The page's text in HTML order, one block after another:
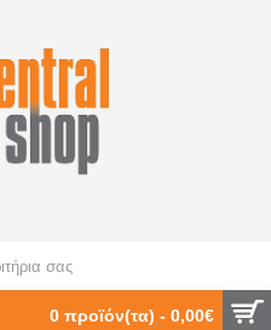
0 προϊόν(τα) - 0,00€